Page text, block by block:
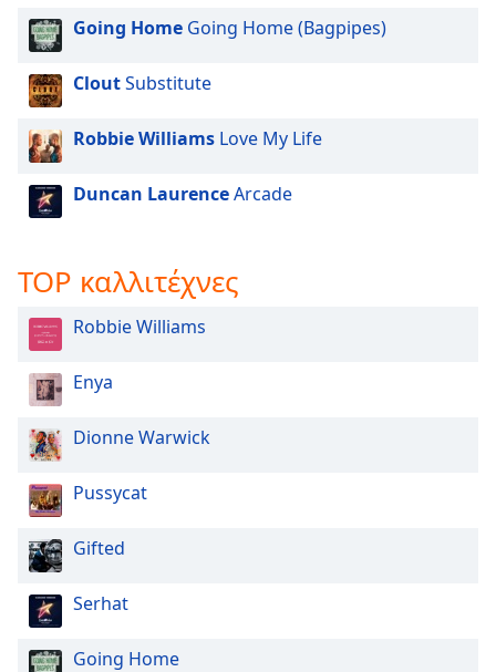
Font
Reset
Done
Modal
Dialog
dialog
Going Home Going Home (Bagpipes)
CloutSubstitute
Robbie Williams Love My Life
Duncan LaurenceArcade
TOP καλλιτέχνες
Robbie Williams
Enya
Dionne Warwick
Pussycat
Gifted
Serhat
Going Home